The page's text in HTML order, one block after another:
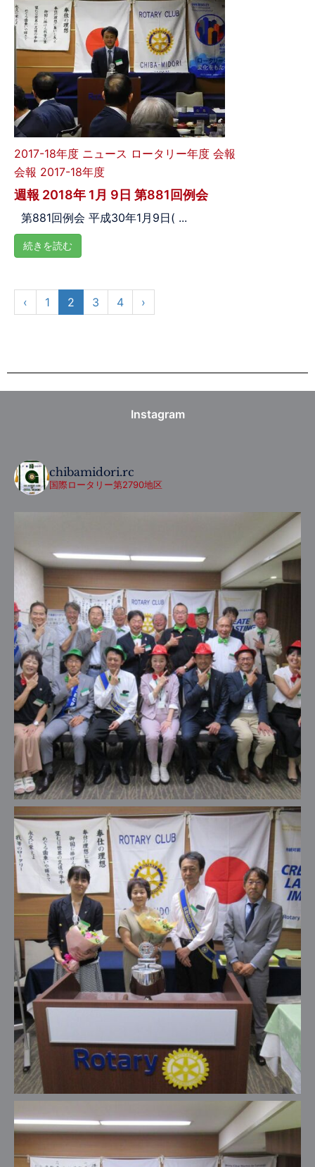
2017-18年度 ニュース ロータリー年度 会報
会報 2017-18年度
週報 2018年 1月 9日 第881回例会
第881回例会 平成30年1月9日( ...
続きを読む
‹ 1 2 3 4 ›
Instagram
chibamidori.rc
国際ロータリー第2790地区